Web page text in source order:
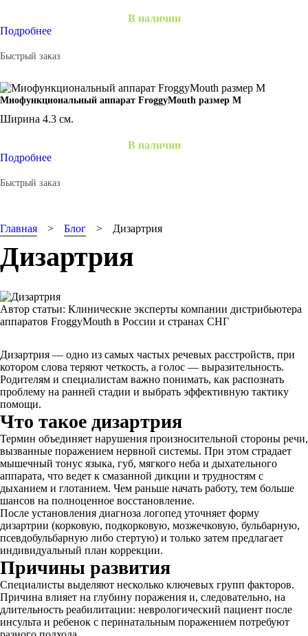
В наличии
Подробнее
Быстрый заказ
Миофункциональный аппарат FroggyMouth размер M
Ширина 4.3 см.
В наличии
Подробнее
Быстрый заказ
Главная Блог Дизартрия
Дизартрия
Автор статьи: Клинические эксперты компании дистрибьютера
аппаратов FroggyMouth в России и странах СНГ
Дизартрия — одно из самых частых речевых расстройств, при
котором слова теряют четкость, а голос — выразительность.
Родителям и специалистам важно понимать, как распознать
проблему на ранней стадии и выбрать эффективную тактику
помощи.
Что такое дизартрия
Термин объединяет нарушения произносительной стороны речи,
вызванные поражением нервной системы. При этом страдает
мышечный тонус языка, губ, мягкого неба и дыхательного
аппарата, что ведет к смазанной дикции и трудностям с
дыханием и глотанием. Чем раньше начать работу, тем больше
шансов на полноценное восстановление.
После установления диагноза логопед уточняет форму
дизартрии (корковую, подкорковую, мозжечковую, бульбарную,
псевдобульбарную либо стертую) и только затем предлагает
индивидуальный план коррекции.
Причины развития
Специалисты выделяют несколько ключевых групп факторов.
Причина влияет на глубину поражения и, следовательно, на
длительность реабилитации: неврологический пациент после
инсульта и ребенок с перинатальным поражением потребуют